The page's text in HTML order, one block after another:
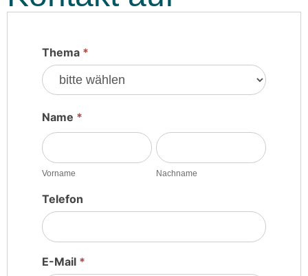
anfrage-
formular
Thema *
Name *
Vorname
Vorname
Nachname
Nachname
Telefon
E-Mail *